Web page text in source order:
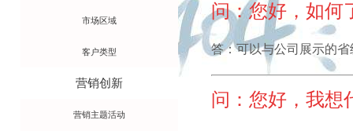
市场区域
客户类型
营销创新
营销主题活动
问：您好，如何
答：可以与公司展示的
问：您好，我想